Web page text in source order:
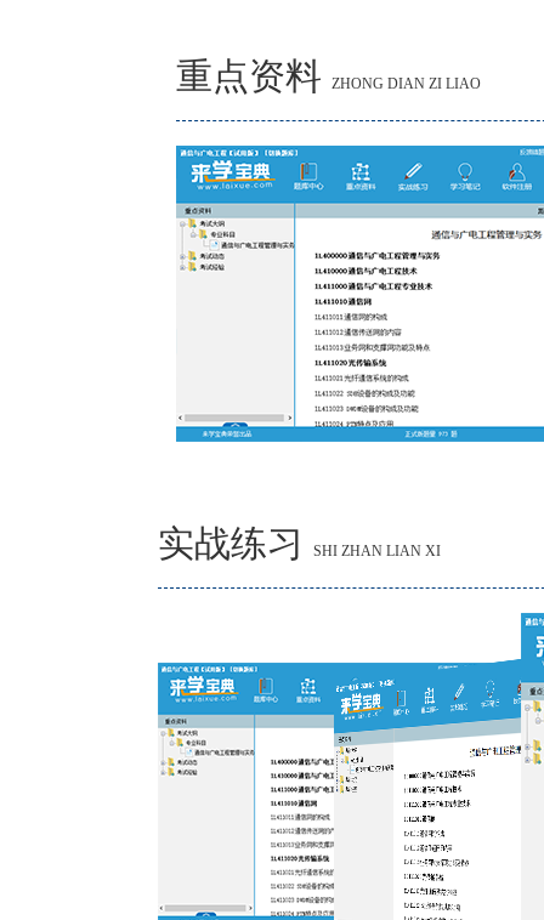
重点资料 ZHONG DIAN ZI LIAO
实战练习 SHI ZHAN LIAN XI